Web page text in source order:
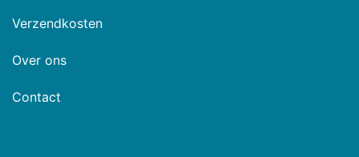
Verzendkosten
Over ons
Contact